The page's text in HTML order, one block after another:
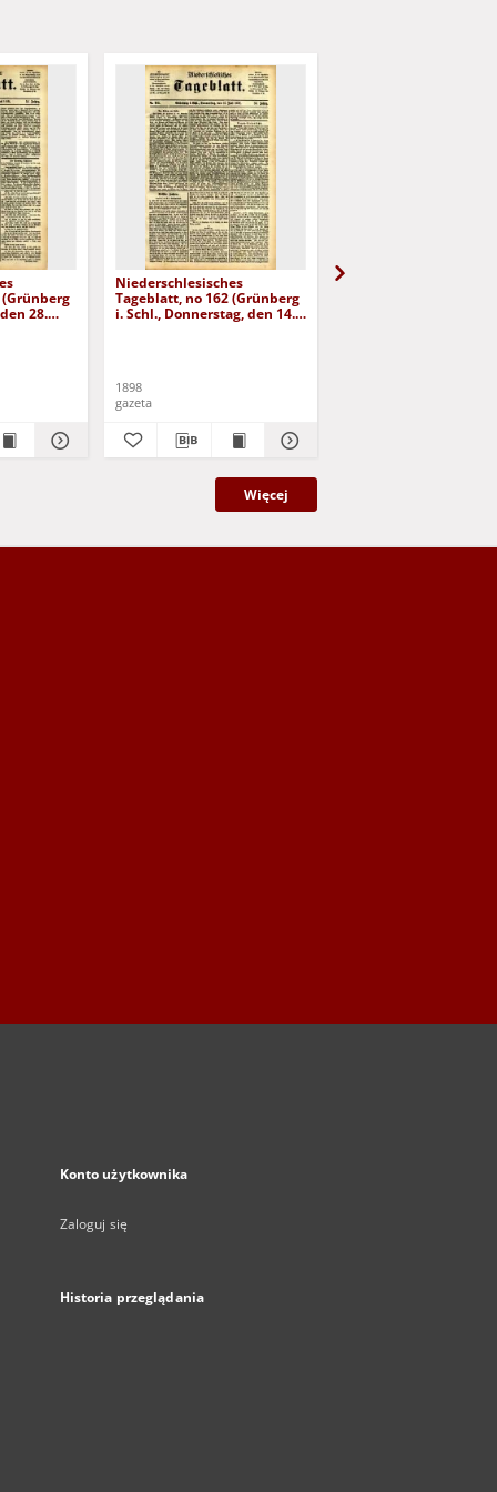
28.
Niederschlesisches
Tageblatt, no 162 (Grünberg
i. Schl., Donnerstag, den 14.
1898
gazeta
Więcej
Konto użytkownika
Zaloguj się
Historia przeglądania